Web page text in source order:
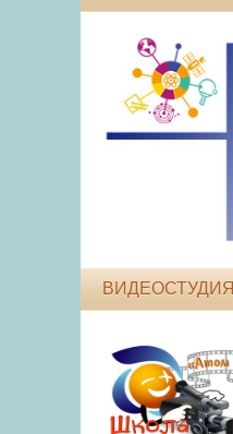
ВИДЕОСТУДИЯ